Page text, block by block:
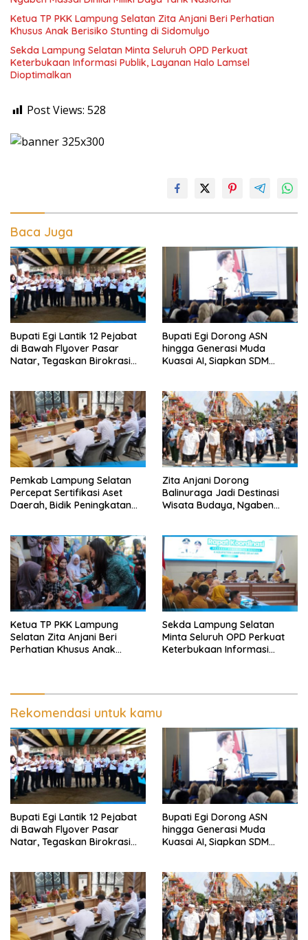
Ketua TP PKK Lampung Selatan Zita Anjani Beri Perhatian
Khusus Anak Berisiko Stunting di Sidomulyo
Sekda Lampung Selatan Minta Seluruh OPD Perkuat
Keterbukaan Informasi Publik, Layanan Halo Lamsel
Dioptimalkan
Post Views: 528
Baca Juga
Bupati Egi Lantik 12 Pejabat
di Bawah Flyover Pasar
Natar, Tegaskan Birokrasi
Bupati Egi Dorong ASN
hingga Generasi Muda
Kuasai AI, Siapkan SDM
Pemkab Lampung Selatan
Percepat Sertifikasi Aset
Daerah, Bidik Peningkatan
Zita Anjani Dorong
Balinuraga Jadi Destinasi
Wisata Budaya, Ngaben
Ketua TP PKK Lampung
Selatan Zita Anjani Beri
Perhatian Khusus Anak
Sekda Lampung Selatan
Minta Seluruh OPD Perkuat
Keterbukaan Informasi
Rekomendasi untuk kamu
Bupati Egi Lantik 12 Pejabat
di Bawah Flyover Pasar
Natar, Tegaskan Birokrasi
Bupati Egi Dorong ASN
hingga Generasi Muda
Kuasai AI, Siapkan SDM